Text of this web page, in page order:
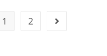
1 2